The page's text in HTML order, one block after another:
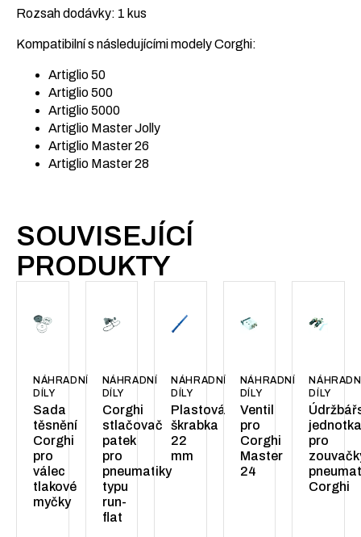
Rozsah dodávky: 1 kus
Kompatibilní s následujícími modely Corghi:
Artiglio 50
Artiglio 500
Artiglio 5000
Artiglio Master Jolly
Artiglio Master 26
Artiglio Master 28
SOUVISEJÍCÍ
PRODUKTY
NÁHRADNÍ
DÍLY
Sada
těsnění
Corghi
pro
válec
tlakové
myčky
NÁHRADNÍ
DÍLY
Corghi
stlačovač
patek
pro
pneumatiky
typu
run-
flat
NÁHRADNÍ
DÍLY
Plastová
škrabka
22
mm
NÁHRADNÍ
DÍLY
Ventil
pro
Corghi
Master
24
DÍLY
pro
Corghi